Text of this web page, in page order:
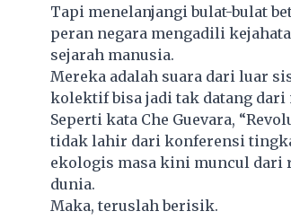
Tapi menelanjangi bulat-bulat
peran negara mengadili
sejarah manusia.
Mereka adalah suara dari luar
kolektif bisa jadi tak datang dari
Seperti kata Che Guevara,
tidak lahir dari konferensi
ekologis masa kini muncul
dunia.
Maka, teruslah berisik.